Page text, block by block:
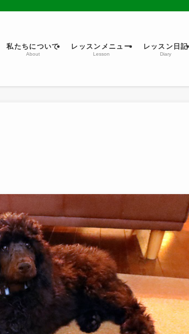
私たちについて
About
レッスンメニュー
Lesson
レッスン日記
Diary